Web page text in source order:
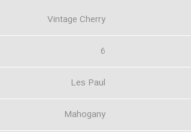
Vintage Cherry
6
Les Paul
Mahogany